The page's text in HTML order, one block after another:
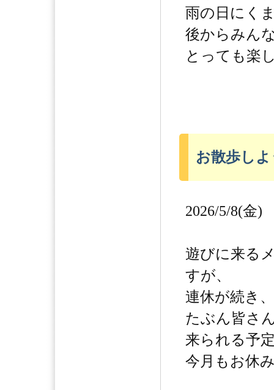
雨の日にく
後からみん
とっても楽
お散歩し
2026/5/8(金)
遊びに来る
すが、
連休が続き
たぶん皆さ
来られる予
今月もお休